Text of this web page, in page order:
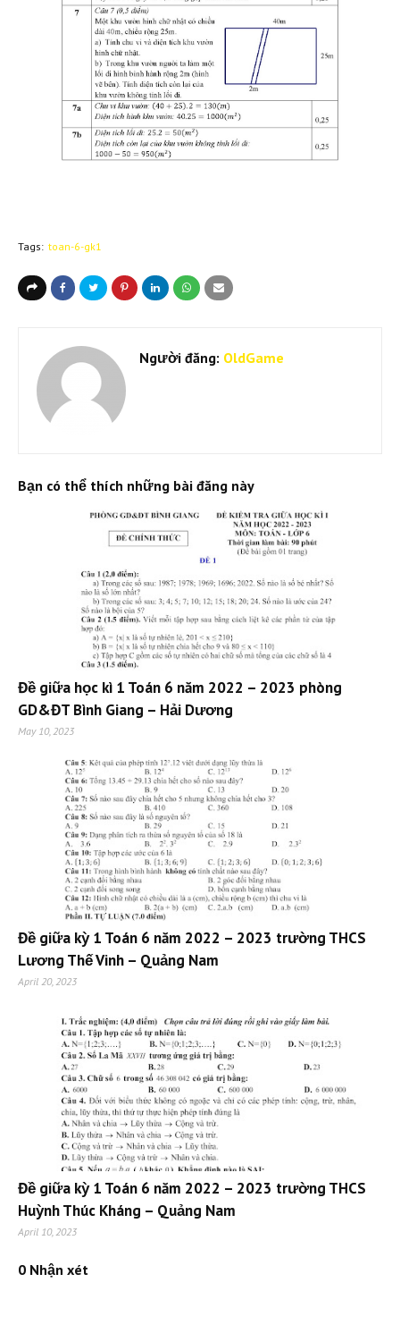
Tags: toan-6-gk1
Người đăng: OldGame
Bạn có thể thích những bài đăng này
Đề giữa học kì 1 Toán 6 năm 2022 – 2023 phòng
GD&ĐT Bình Giang – Hải Dương
May 10, 2023
Đề giữa kỳ 1 Toán 6 năm 2022 – 2023 trường THCS
Lương Thế Vinh – Quảng Nam
April 20, 2023
Đề giữa kỳ 1 Toán 6 năm 2022 – 2023 trường THCS
Huỳnh Thúc Kháng – Quảng Nam
April 10, 2023
0 Nhận xét